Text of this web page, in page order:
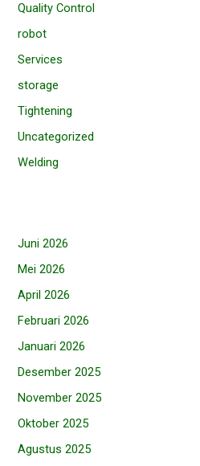
Quality Control
robot
Services
storage
Tightening
Uncategorized
Welding
Juni 2026
Mei 2026
April 2026
Februari 2026
Januari 2026
Desember 2025
November 2025
Oktober 2025
Agustus 2025